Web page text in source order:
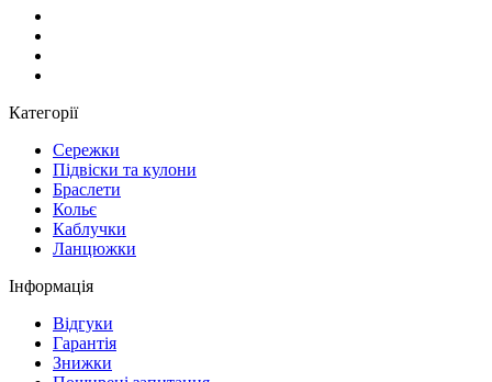
Категорії
Сережки
Підвіски та кулони
Браслети
Кольє
Каблучки
Ланцюжки
Інформація
Вiдгуки
Гарантія
Знижки